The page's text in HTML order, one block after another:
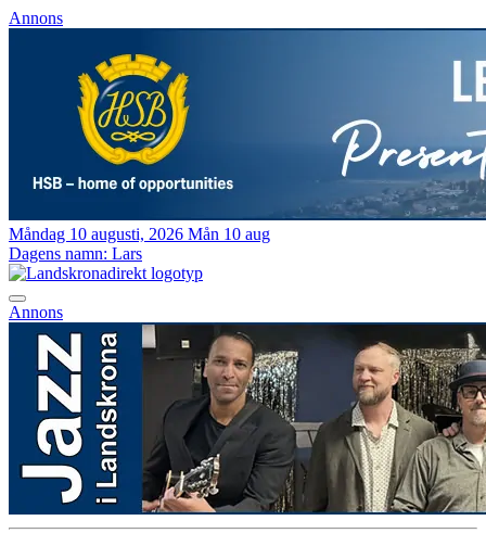
Annons
Måndag 10 augusti, 2026 Mån 10 aug
Dagens namn: Lars
Annons